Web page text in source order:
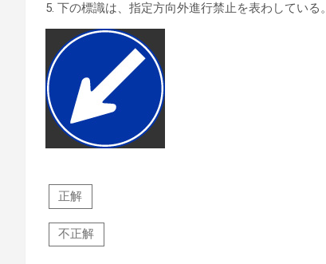
5. 下の標識は、指定方向外進行禁止を表わしている。
正解
不正解